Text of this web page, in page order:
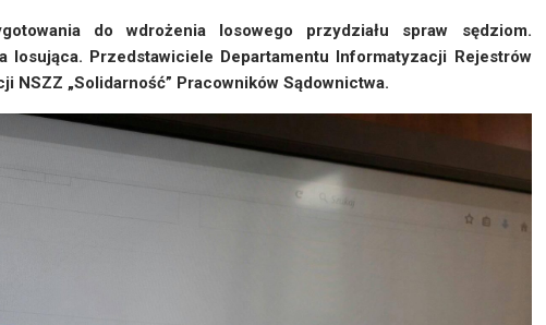
do wdrożenia losowego przydziału spraw sędziom.
losująca. Przedstawiciele Departamentu Informatyzacji Rejestrów
NSZZ „Solidarność” Pracowników Sądownictwa.